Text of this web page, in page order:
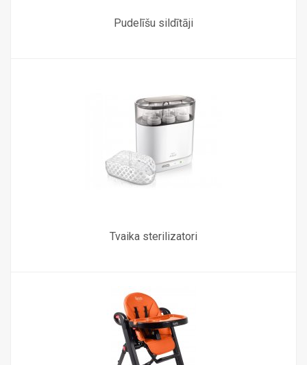
Pudelīšu sildītāji
Tvaika sterilizatori